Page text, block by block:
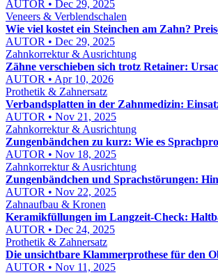
AUTOR • Dec 29, 2025
Veneers & Verblendschalen
Wie viel kostet ein Steinchen am Zahn?
AUTOR • Dec 29, 2025
Zahnkorrektur & Ausrichtung
Zähne verschieben sich trotz Retainer:
AUTOR • Apr 10, 2026
Prothetik & Zahnersatz
Verbandsplatten in der Zahnmedizin:
AUTOR • Nov 21, 2025
Zahnkorrektur & Ausrichtung
Zungenbändchen zu kurz: Wie es
AUTOR • Nov 18, 2025
Zahnkorrektur & Ausrichtung
Zungenbändchen und Sprachstörungen:
AUTOR • Nov 22, 2025
Zahnaufbau & Kronen
Keramikfüllungen im Langzeit-Check:
AUTOR • Dec 24, 2025
Prothetik & Zahnersatz
Die unsichtbare Klammerprothese für den
AUTOR • Nov 11, 2025